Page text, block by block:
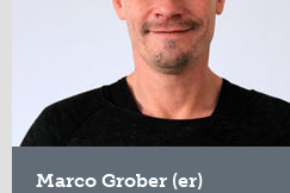
Marco Grober (er)